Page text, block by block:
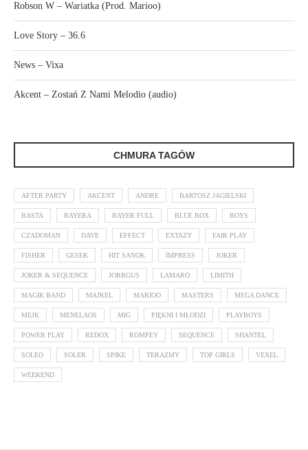
Robson W – Wariatka (Prod. Marioo)
Love Story – 36.6
News – Vixa
Akcent – Zostań Z Nami Melodio (audio)
CHMURA TAGÓW
AFTER PARTY AKCENT ANDRE BARTOSZ JAGIELSKI
BASTA BAYERA BAYER FULL BLUE BOX BOYS
CZADOMAN DAVE EFFECT EXTAZY FAIR PLAY
FISHER GESEK HIT SANOK IMPRESS JOKER
JOKER & SEQUENCE JORRGUS LAMARO LIMITH
MAGIK BAND MAJKEL MARIOO MASTERS MEGA DANCE
MEJK MENELAOS MIG PIĘKNI I MŁODZI PLAYBOYS
POWER PLAY REDOX ROMPEY SEQUENCE SHANTEL
SOLEO SOLER SPIKE TERAZMY TOP GIRLS VEXEL
WEEKEND